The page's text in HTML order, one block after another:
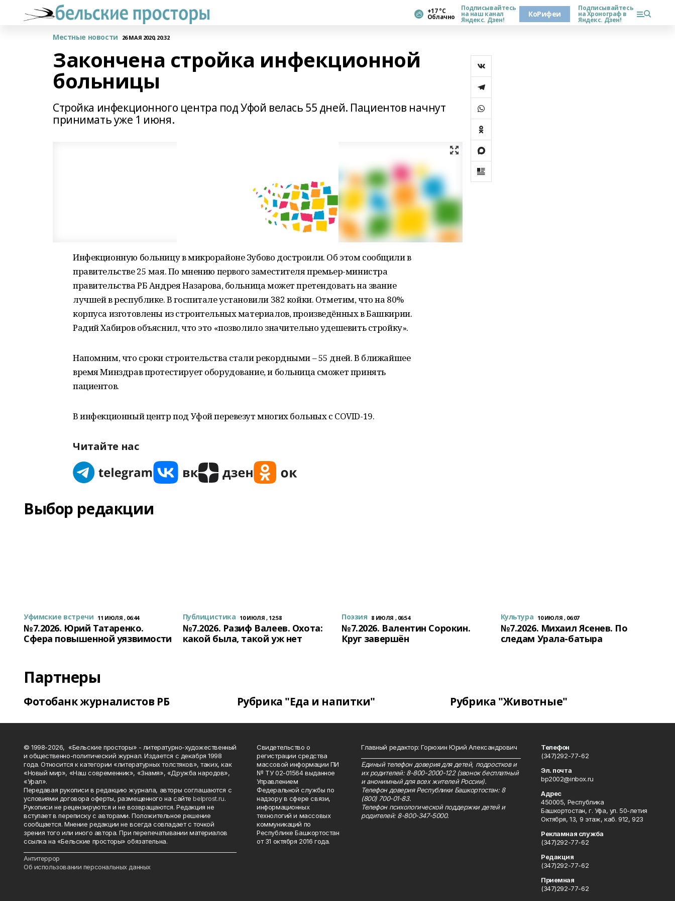
+17 °С
Облачно
Подписывайтесь
на наш канал
Яндекс. Дзен!
КоРифеи
Подписывайтесь
на Хронограф в
Яндекс. Дзен!
Местные новости 26 МАЯ 2020, 20:32
Закончена стройка инфекционной
больницы
Стройка инфекционного центра под Уфой велась 55 дней. Пациентов начнут
принимать уже 1 июня.
Инфекционную больницу в микрорайоне Зубово достроили. Об этом сообщили в
правительстве 25 мая. По мнению первого заместителя премьер-министра
правительства РБ Андрея Назарова, больница может претендовать на звание
лучшей в республике. В госпитале установили 382 койки. Отметим, что на 80%
корпуса изготовлены из строительных материалов, произведённых в Башкирии.
Радий Хабиров объяснил, что это «позволило значительноудешевить стройку».
Напомним, что сроки строительства стали рекордными – 55 дней. В ближайшее
время Минздрав протестирует оборудование, и больница сможет принять
пациентов.
В инфекционный центр под Уфой перевезут многих больных с COVID-19.
Читайте нас
Выбор редакции
Уфимские встречи 11 ИЮЛЯ , 06:44
№7.2026. Юрий Татаренко.
Сфера повышенной уязвимости
Публицистика 10 ИЮЛЯ , 12:58
№7.2026. Разиф Валеев. Охота:
какой была, такой уж нет
Поэзия 8 ИЮЛЯ , 06:54
№7.2026. Валентин Сорокин.
Круг завершён
Культура 10 ИЮЛЯ , 06:07
№7.2026. Михаил Ясенев. По
следам Урала-батыра
Партнеры
Фотобанк журналистов РБ Рубрика "Еда и напитки" Рубрика "Животные"
© 1998-2026, «Бельские просторы» - литературно-художественный
и общественно-политический журнал. Издается с декабря 1998
года. Относится к категории «литературных толстяков», таких, как
«Новый мир», «Наш современник», «Знамя», «Дружба народов»,
«Урал».
Передавая рукописи в редакцию журнала, авторы соглашаются с
условиями договора оферты, размещенного на сайтеbelprost.ru.
Рукописи не рецензируются и не возвращаются. Редакция не
вступает в переписку с авторами. Положительное решение
сообщается. Мнение редакции не всегда совпадает с точкой
зрения того или иного автора. При перепечатывании материалов
ссылка на «Бельские просторы» обязательна.
Антитеррор
Об использовании персональных данных
Свидетельство о
регистрации средства
массовой информации ПИ
№ ТУ 02-01564 выданное
Управлением
Федеральной службы по
надзору в сфере связи,
информационных
технологий и массовых
коммуникаций по
Республике Башкортостан
от 31 октября 2016 года.
Главный редактор: Горюхин Юрий Александрович
Единый телефон доверия для детей, подростков и
их родителей: 8-800-2000-122 (звонок бесплатный
и анонимный для всех жителей России).
Телефон доверия Республики Башкортостан: 8
(800) 700-01-83.
Телефон психологической поддержки детей и
родителей: 8-800-347-5000.
Телефон
(347)292-77-62
Эл. почта
bp2002@inbox.ru
Адрес
450005, Республика
Башкортостан, г. Уфа, ул. 50-летия
Октября, 13, 9 этаж, каб. 912, 923
Рекламная служба
(347)292-77-62
Редакция
(347)292-77-62
Приемная
(347)292-77-62